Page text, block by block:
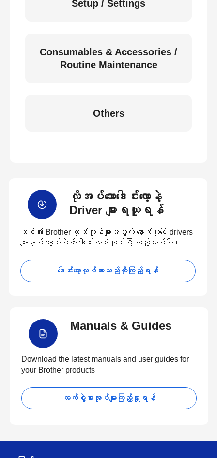
Setup / Settings
Consumables & Accessories /
Routine Maintenance
Others
လိုအပ်သောဒေါင်းလော့နဲ့
Driver များရယူရန်
သင်၏ Brother ထုတ်ကုန်များအတွက် နောက်ဆုံးပေါ် drivers
များနှင့် ဆော့ဖ်ဝဲကို ဒေါင်းလုဒ်လုပ်ပြီး ထည့်သွင်းပါ။
ဒေါင်းလော့လုပ်ထားသည်ကိုကြည့်ရန်
Manuals & Guides
Download the latest manuals and user guides for
your Brother products
လက်စွဲစာအုပ်များကြည့်ရှုရန်